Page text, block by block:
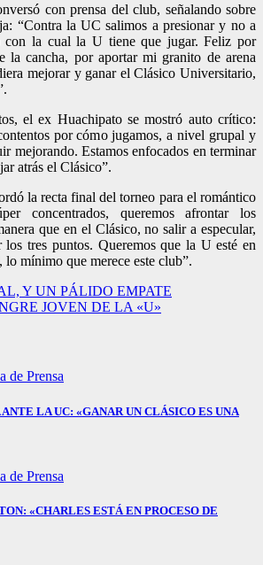
con prensa del club, señalando sobre
“Contra la UC salimos a presionar y no a
con la cual la U tiene que jugar. Feliz por
la cancha, por aportar mi granito de arena
mejorar y ganar el Clásico Universitario,
el ex Huachipato se mostró auto crítico:
por cómo jugamos, a nivel grupal y
mejorando. Estamos enfocados en terminar
atrás el Clásico”.
la recta final del torneo para el romántico
concentrados, queremos afrontar los
que en el Clásico, no salir a especular,
los tres puntos. Queremos que la U esté en
mínimo que merece este club”.
Y UN PÁLIDO EMPATE
JOVEN DE LA «U»
de Prensa
LA UC: «GANAR UN CLÁSICO ES UNA
de Prensa
«CHARLES ESTÁ EN PROCESO DE